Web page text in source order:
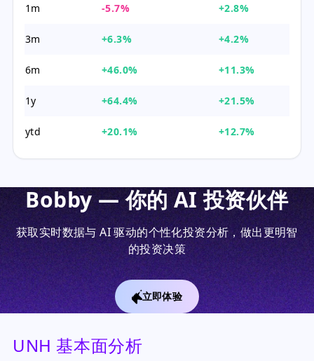
1m -5.7% +2.8%
3m +6.3% +4.2%
6m +46.0% +11.3%
1y +64.4% +21.5%
ytd +20.1% +12.7%
Bobby — 你的 AI 投资伙伴
获取实时数据与 AI 驱动的个性化投资分析，做出更明智
的投资决策
立即体验
UNH 基本面分析